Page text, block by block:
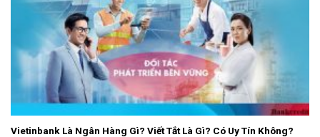
Vietinbank Là Ngân Hàng Gì? Viết Tắt Là Gì? Có Uy Tín Không?